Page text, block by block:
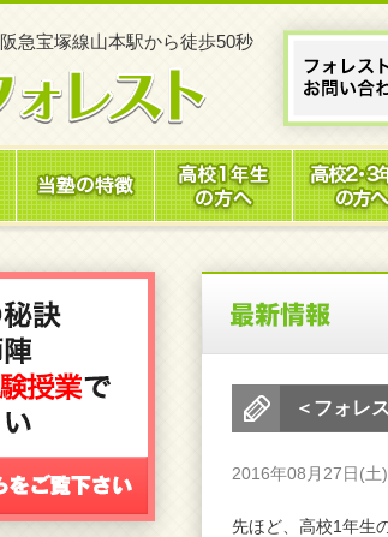
阪急宝塚線山本駅から徒歩50秒
＜フォレ
2016年08月27日(土)
先ほど、高校1年生